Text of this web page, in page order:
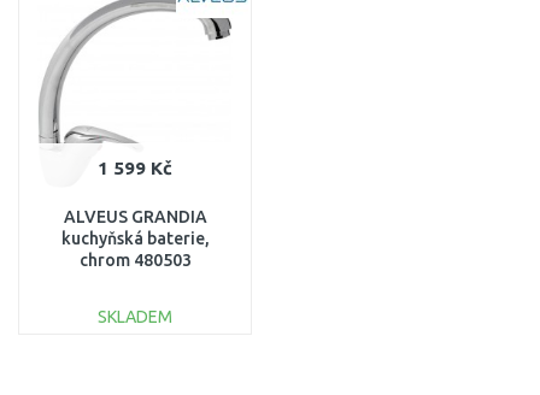
Porovnat
1 599 Kč
ALVEUS GRANDIA
kuchyňská baterie,
chrom 480503
SKLADEM